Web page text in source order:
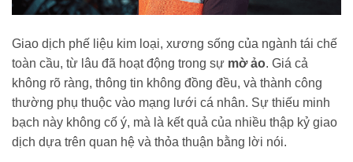
Giao dịch phế liệu kim loại, xương sống của ngành tái chế
toàn cầu, từ lâu đã hoạt động trong sự mờ ảo. Giá cả
không rõ ràng, thông tin không đồng đều, và thành công
thường phụ thuộc vào mạng lưới cá nhân. Sự thiếu minh
bạch này không cố ý, mà là kết quả của nhiều thập kỷ giao
dịch dựa trên quan hệ và thỏa thuận bằng lời nói.